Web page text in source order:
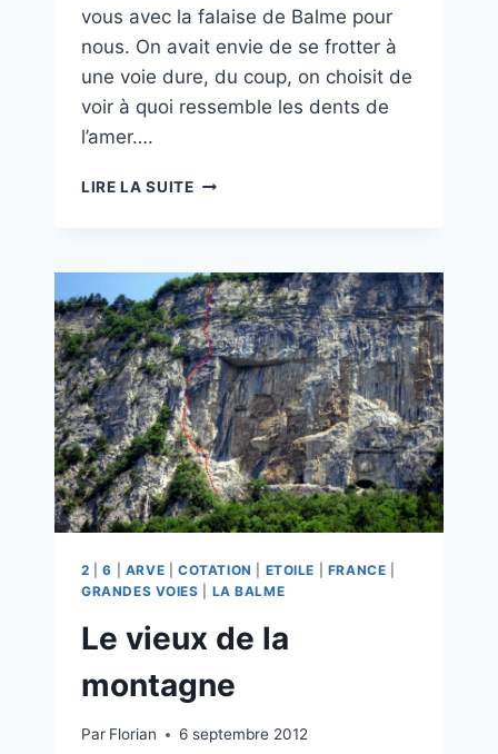
vous avec la falaise de Balme pour
nous. On avait envie de se frotter à
une voie dure, du coup, on choisit de
voir à quoi ressemble les dents de
l’amer….
LIRE LA SUITE LES
2 |6 ARVE COTATION ETOILE FRANCE
GRANDES VOIES
LA BALME
Le vieux de la
montagne
Par Florian 6 septembre 2012